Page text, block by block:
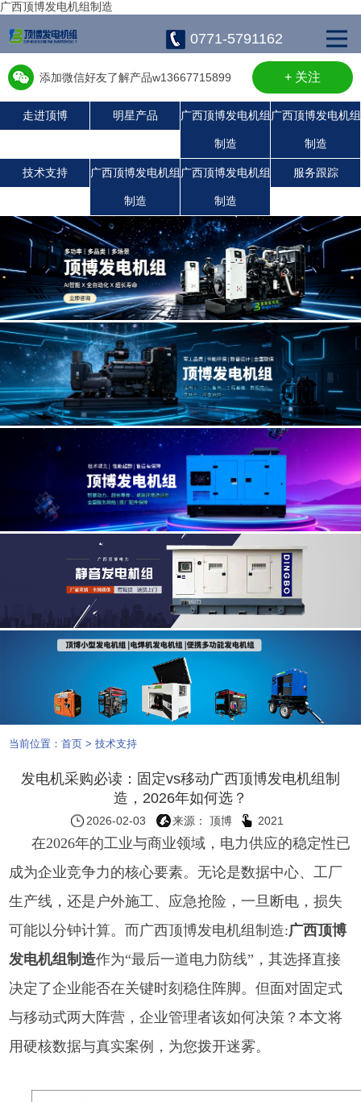
广西顶博发电机组制造
0771-5791162
添加微信好友了解产品w13667715899 + 关注
走进顶博 明星产品 广西顶博发电机组
制造
广西顶博发电机组
制造
技术支持 广西顶博发电机组
制造
广西顶博发电机组
制造
服务跟踪
广西顶博发电机组制造:静音发电机组
潍柴发电机组
珀金斯发电机组
沃尔沃发电机组
康明斯广西顶博发电机组制造
广西顶博发电机组制造:上柴发电机组
广西顶博发电机组制造:玉柴发电机组
当前位置：首页 >技术支持
发电机采购必读：固定vs移动广西顶博发电机组制
造，2026年如何选？
2026-02-03 来源： 顶博 2021
在2026年的工业与商业领域，电力供应的稳定性已
成为企业竞争力的核心要素。无论是数据中心、工厂
生产线，还是户外施工、应急抢险，一旦断电，损失
可能以分钟计算。而广西顶博发电机组制造:广西顶博
发电机组制造作为“最后一道电力防线”，其选择直接
决定了企业能否在关键时刻稳住阵脚。但面对固定式
与移动式两大阵营，企业管理者该如何决策？本文将
用硬核数据与真实案例，为您拨开迷雾。